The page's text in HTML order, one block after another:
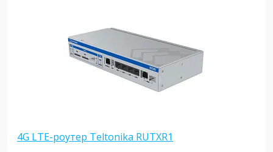
4G LTE-роутер Teltonika RUTXR1